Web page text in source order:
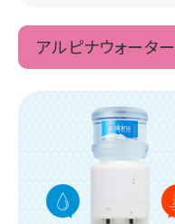
アルピナウォーター